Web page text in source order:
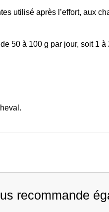
utilisé après l’effort, aux
50 à 100 g par jour, soit 1 à
recommande